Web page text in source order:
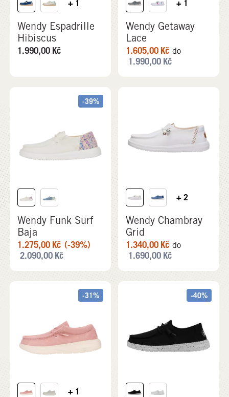
+ 1
Wendy Espadrille
Hibiscus
1.990,00 Kč
+ 1
Wendy Getaway
Lace
1.605,00 Kč do
1.990,00 Kč
-39%
Wendy Funk Surf
Baja
1.275,00 Kč (-39%)
2.090,00 Kč
+ 2
Wendy Chambray
Grid
1.340,00 Kč do
1.690,00 Kč
-31%
+ 1
-40%